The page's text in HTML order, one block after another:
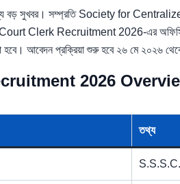
জন্য বড় সুখবর। সম্প্রতি Society for
Clerk Recruitment 2026-এর অফিসিয়াল
হবে। আবেদন প্রক্রিয়া শুরু হবে ২৬ মে ২০২৬
2026
তথ্য
S.S.S.C.